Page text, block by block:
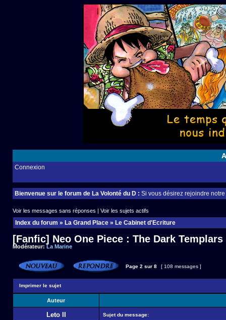
Connexion
Bienvenue sur le forum de La Volonté du D : Si vous désirez rejoindre
Voir les messages sans réponses | Voir les sujets actifs
Index du forum » La Grand Place » Le Cabinet d'Ecriture
[Fanfic] Neo One Piece : The Dark
Modérateur:La Marine
Page 2 sur 8 [ 108 messages ]
Imprimer le sujet
Auteur
Leto II Sujet du message: